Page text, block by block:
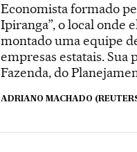
Economista formado
Ipiranga”, o local onde
montado uma equipe
empresas estatais. Sua
Fazenda, do
ADRIANO MACHADO